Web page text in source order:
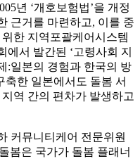
년 ‘개호보험법’을 개정
근거를 마련하고, 이를 중
한 지역포괄케어시스템
서 발간된 ‘고령사회 지
:일본의 경험과 한국의 방
축한 일본에서도 돌봄 서
역 간의 편차가 발생하고
커뮤니티케어 전문위원
봄은 국가가 돌봄 플래너